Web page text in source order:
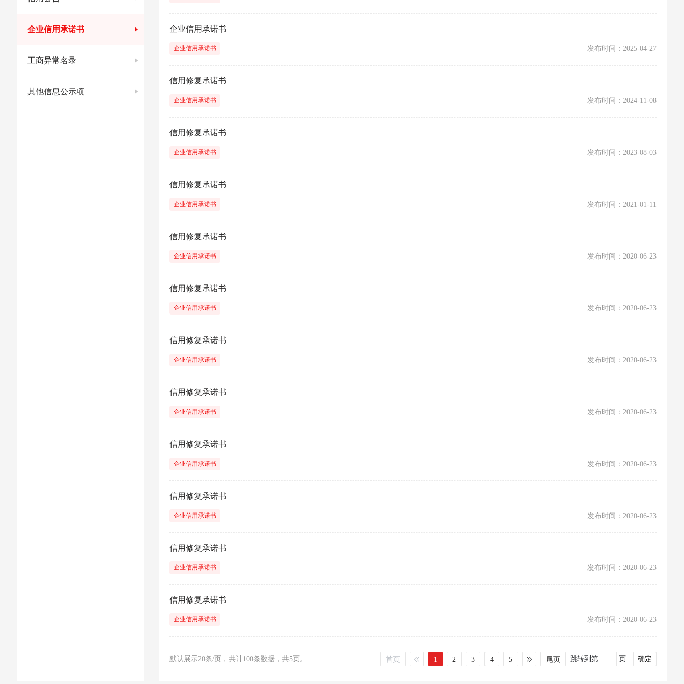
企业信用承诺书
工商异常名录
其他信息公示项
企业信用承诺书
企业信用承诺书 发布时间：2025-04-27
信用修复承诺书
企业信用承诺书 发布时间：2024-11-08
信用修复承诺书
企业信用承诺书 发布时间：2023-08-03
信用修复承诺书
企业信用承诺书 发布时间：2021-01-11
信用修复承诺书
企业信用承诺书 发布时间：2020-06-23
信用修复承诺书
企业信用承诺书 发布时间：2020-06-23
信用修复承诺书
企业信用承诺书 发布时间：2020-06-23
信用修复承诺书
企业信用承诺书 发布时间：2020-06-23
信用修复承诺书
企业信用承诺书 发布时间：2020-06-23
信用修复承诺书
企业信用承诺书 发布时间：2020-06-23
信用修复承诺书
企业信用承诺书 发布时间：2020-06-23
信用修复承诺书
企业信用承诺书 发布时间：2020-06-23
默认展示20条/页，共计100条数据，共5页。 首页 1 2 3 4 5 尾页 跳转到第 页